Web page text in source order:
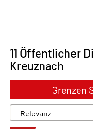
11 Öffentlicher
Kreuznach
Grenzen